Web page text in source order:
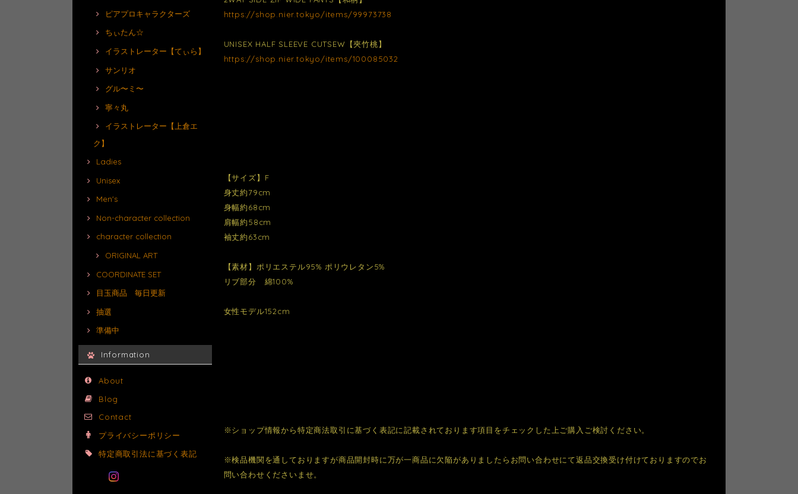
ピアプロキャラクターズ
ちぃたん☆
イラストレーター【てぃら】
サンリオ
グル〜ミ〜
寧々丸
イラストレーター【上倉エ
ク】
Ladies
Unisex
Men's
Non-character collection
character collection
ORIGINAL ART
COORDINATE SET
目玉商品 毎日更新
抽選
準備中
Information
About
Blog
Contact
プライバシーポリシー
特定商取引法に基づく表記
https://shop.nier.tokyo/items/99973738
UNISEX HALF SLEEVE CUTSEW【夾竹桃】
https://shop.nier.tokyo/items/100085032
【サイズ】F
身丈約79cm
身幅約68cm
肩幅約58cm
袖丈約63cm
【素材】ポリエステル95% ポリウレタン5%
リブ部分 綿100%
女性モデル152cm
※ショップ情報から特定商法取引に基づく表記に記載されております項目をチェックした上ご購入ご検討ください。
※検品機関を通しておりますが商品開封時に万が一商品に欠陥がありましたらお問い合わせにて返品交換受け付けておりますのでお
問い合わせくださいませ。